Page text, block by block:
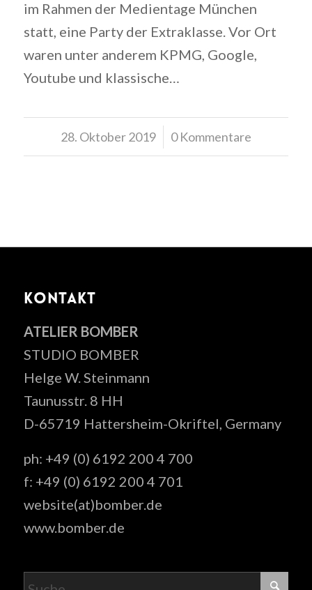
im Rahmen der Medientage München
statt, eine Party der Extraklasse. Vor Ort
waren unter anderem KPMG, Google,
Youtube und klassische…
28. Oktober 2019
/ 0 Kommentare
KONTAKT
ATELIER BOMBER
STUDIO BOMBER
Helge W. Steinmann
Taunusstr. 8 HH
D-65719 Hattersheim-Okriftel, Germany
ph: +49 (0) 6192 200 4 700
f: +49 (0) 6192 200 4 701
website(at)bomber.de
www.bomber.de